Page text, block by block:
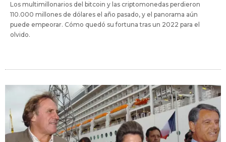
Los multimillonarios del bitcoin y las criptomonedas perdieron
110.000 millones de dólares el año pasado, y el panorama aún
puede empeorar. Cómo quedó su fortuna tras un 2022 para el
olvido.